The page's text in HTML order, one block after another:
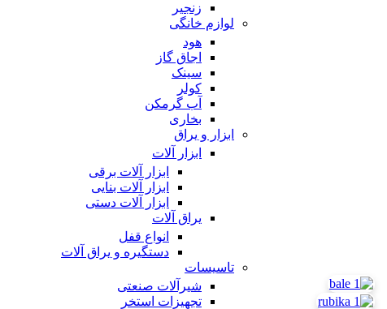
زنجیر
لوازم خانگی
هود
اجاق گاز
سینک
کولر
آب گرمکن
بخاری
ابزار و یراق
ابزار آلات
ابزار آلات برقی
ابزار آلات بنایی
ابزار آلات دستی
یراق آلات
انواع قفل
دستگیره و یراق آلات
تاسیسات
شیرآلات صنعتی
تجهیزات استخر